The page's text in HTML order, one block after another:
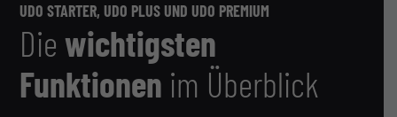
UDO STARTER, UDO PLUS UND UDO PREMIUM
Die wichtigsten
Funktionen im Überblick